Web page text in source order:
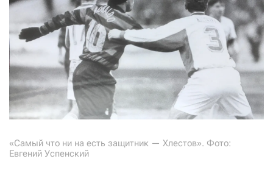
«Самый что ни на есть защитник — Хлестов». Фото:
Евгений Успенский